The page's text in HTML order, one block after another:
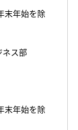
末年始を除
ネス部
末年始を除